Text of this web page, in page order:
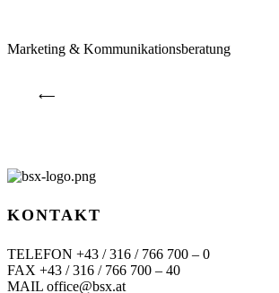
Marketing & Kommunikationsberatung
⟵
KONTAKT
TELEFON +43 / 316 / 766 700 – 0
FAX +43 / 316 / 766 700 – 40
MAIL office@bsx.at